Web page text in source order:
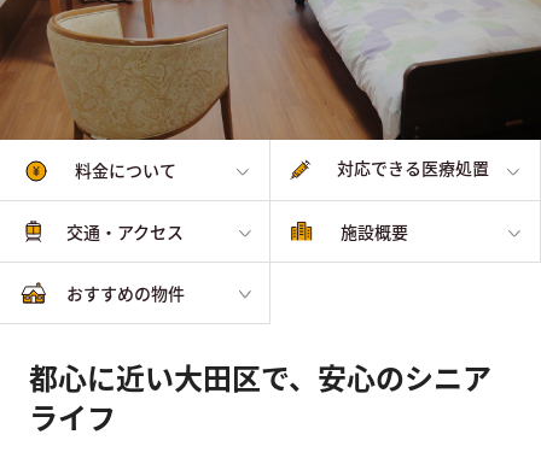
料金について 対応できる医療処置
交通・アクセス 施設概要
おすすめの物件
都心に近い大田区で、安心のシニア
ライフ